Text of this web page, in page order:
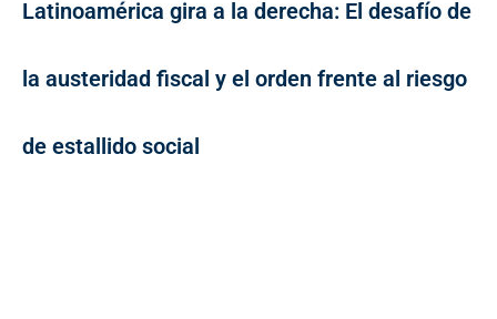
Latinoamérica gira a la derecha: El desafío de
la austeridad fiscal y el orden frente al riesgo
de estallido social